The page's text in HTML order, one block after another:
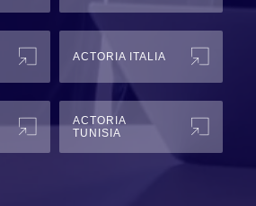
ACTORIA ITALIA
ACTORIA
TUNISIA